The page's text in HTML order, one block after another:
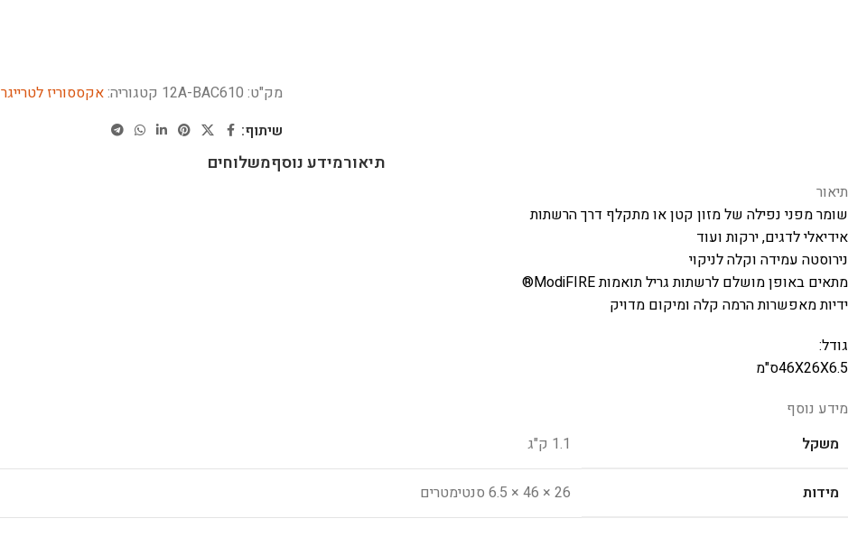
מק"ט: 12A-BAC610 קטגוריה:אקססוריז לטרייגר
שיתוף:
תיאורמידע נוסףמשלוחים
תיאור
שומר מפני נפילה של מזון קטן או מתקלף דרך הרשתות
אידיאלי לדגים, ירקות ועוד
נירוסטה עמידה וקלה לניקוי
מתאים באופן מושלם לרשתות גריל תואמות ModiFIRE®
ידיות מאפשרות הרמה קלה ומיקום מדויק
גודל:
46X26X6.5ס"מ
מידע נוסף
משקל
1.1 ק"ג
מידות 26 × 46 × 6.5 סנטימטרים